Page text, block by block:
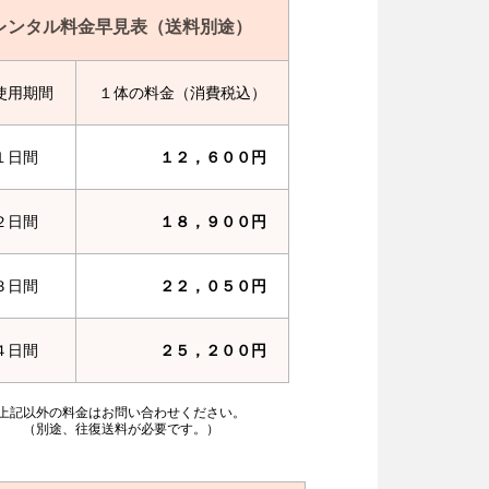
ンタル料金早見表（送料別途）
用期間 １体の料金（消費税込）
日間 １２，６００円
日間 １８，９００円
日間 ２２，０５０円
日間 ２５，２００円
記以外の料金はお問い合わせください。
（別途、往復送料が必要です。）